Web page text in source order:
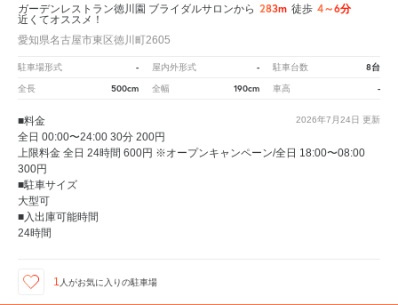
ガーデンレストラン徳川園 ブライダルサロンから 283m 徒歩 4～6分
近くてオススメ！
愛知県名古屋市東区徳川町2605
駐車場形式 - 屋内外形式 - 駐車台数 8台
全長 500cm 全幅 190cm 車高 -
2026年7月24日 更新
■料金
全日 00:00〜24:00 30分 200円
上限料金 全日 24時間 600円 ※オープンキャンペーン/全日 18:00〜08:00
300円
■駐車サイズ
大型可
■入出庫可能時間
24時間
1 人がお気に入りの駐車場